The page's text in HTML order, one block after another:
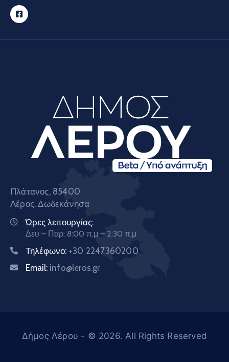
Πλάτανος, 85400
Λέρος, Δωδεκάνησα
Ώρες λειτουργίας:
Δευ – Παρ: 8:00 π.μ – 2:30 π.μ
Τηλέφωνο: +30 2247360200
Email: info@leros.gr
Δήμος Λέρου - © 2026. All Rights Reserved